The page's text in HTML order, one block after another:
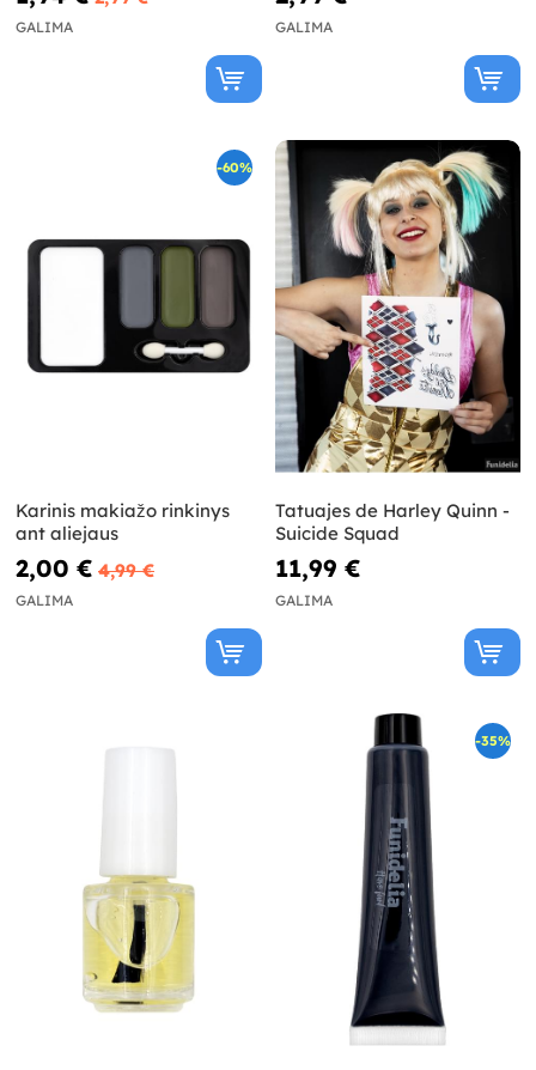
GALIMA GALIMA
-60%
Karinis makiažo rinkinys
ant aliejaus
2,00 € 4,99 €
GALIMA
Tatuajes de Harley Quinn -
Suicide Squad
11,99 €
GALIMA
-35%